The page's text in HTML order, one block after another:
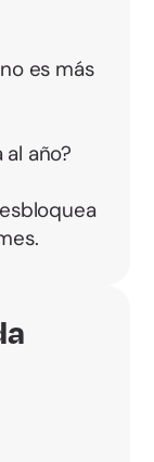
es más
año?